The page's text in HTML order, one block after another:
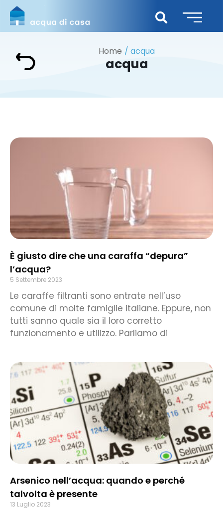
Home acqua
acqua
È giusto dire che una caraffa “depura”
l’acqua?
5 Settembre 2023
Le caraffe filtranti sono entrate nell’uso
comune di molte famiglie italiane. Eppure, non
tutti sanno quale sia il loro corretto
funzionamento e utilizzo. Parliamo di
Arsenico nell’acqua: quando e perché
talvolta è presente
13 Luglio 2023